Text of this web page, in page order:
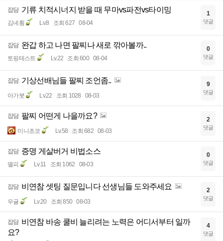
잡담 기류 치적시너지 받을 때 무마vs파전vs타이밍
김녜힁 Lv.8 조회 627 08-04
1
댓글
잡담 완갑 하고 나면 팔찌나 새로 깎아볼까..
토핑테스트 Lv.22 조회 600 08-04
0
댓글
잡담 기상선배님들 팔찌 조언좀..
아가붓 Lv.22 조회 1028 08-03
9
댓글
잡담 팔찌 어떤게 나을까요?
미니초코 Lv.58 조회 682 08-03
2
댓글
잡담 증명 게살버거 비법소스
뎰피 Lv.11 조회 1062 08-03
0
댓글
잡담 비연참 셋팅 질문입니다 선생님들 도와주세요
우귤 Lv.20 조회 850 08-03
2
댓글
잡담 비연참 바송 쿨비 늘리려는 노력은 어디서부터 일까
요?
4
댓글